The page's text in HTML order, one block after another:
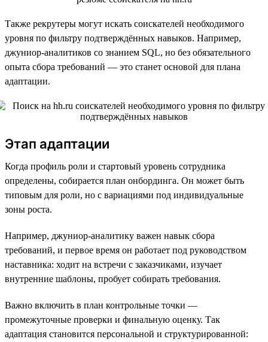
Также рекрутеры могут искать соискателей необходимого
уровня по фильтру подтверждённых навыков. Например,
джуниор-аналитиков со знанием SQL, но без обязательного
опыта сбора требований — это станет основой для плана
адаптации.
Этап адаптации
Когда профиль роли и стартовый уровень сотрудника
определены, собирается план онбординга. Он может быть
типовым для роли, но с вариациями под индивидуальные
зоны роста.
Например, джуниор-аналитику важен навык сбора
требований, и первое время он работает под руководством
наставника: ходит на встречи с заказчиками, изучает
внутренние шаблоны, пробует собирать требования.
Важно включить в план контрольные точки —
промежуточные проверки и финальную оценку. Так
адаптация становится персональной и структурированной: